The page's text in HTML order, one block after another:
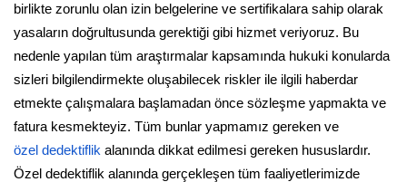
birlikte zorunlu olan izin belgelerine ve sertifikalara sahip olarak
yasaların doğrultusunda gerektiği gibi hizmet veriyoruz. Bu
nedenle yapılan tüm araştırmalar kapsamında hukuki konularda
sizleri bilgilendirmekte oluşabilecek riskler ile ilgili haberdar
etmekte çalışmalara başlamadan önce sözleşme yapmakta ve
fatura kesmekteyiz. Tüm bunlar yapmamız gereken ve
özel dedektiflik alanında dikkat edilmesi gereken hususlardır.
Özel dedektiflik alanında gerçekleşen tüm faaliyetlerimizde